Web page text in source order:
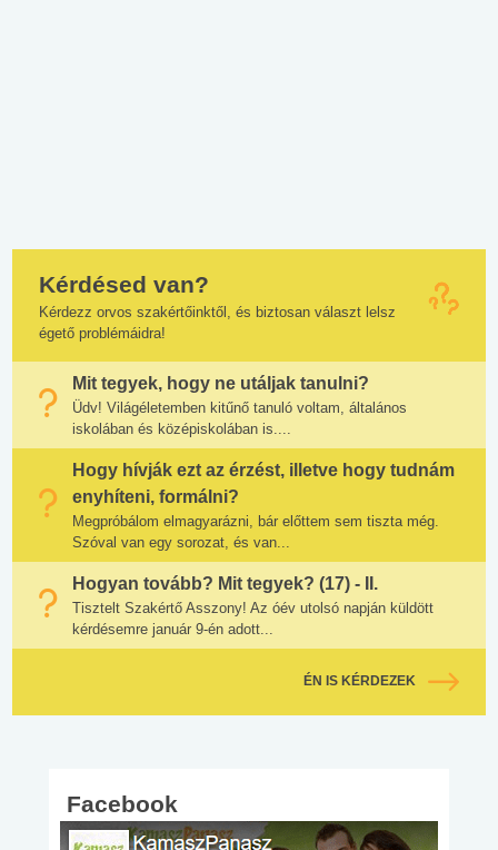
Kérdésed van?
Kérdezz orvos szakértőinktől, és biztosan választ lelsz
égető problémáidra!
Mit tegyek, hogy ne utáljak tanulni?
Üdv! Világéletemben kitűnő tanuló voltam, általános
iskolában és középiskolában is....
Hogy hívják ezt az érzést, illetve hogy tudnám
enyhíteni, formálni?
Megpróbálom elmagyarázni, bár előttem sem tiszta még.
Szóval van egy sorozat, és van...
Hogyan tovább? Mit tegyek? (17) - II.
Tisztelt Szakértő Asszony! Az óév utolsó napján küldött
kérdésemre január 9-én adott...
ÉN IS KÉRDEZEK
Facebook